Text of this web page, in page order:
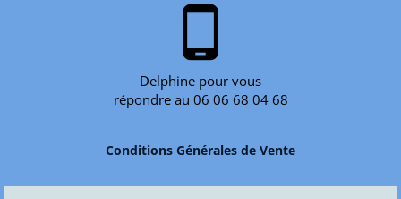
phone_android
Delphine pour vous
répondre au 06 06 68 04 68
Conditions Générales de Vente